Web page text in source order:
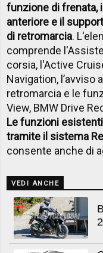
funzione di frenata,
anteriore e il
di retromarcia.
comprende
corsia, l'Active
Navigation, l’avviso
retromarcia e le
View, BMW Drive
Le funzioni
tramite il sistema
consente anche di
VEDI ANCHE